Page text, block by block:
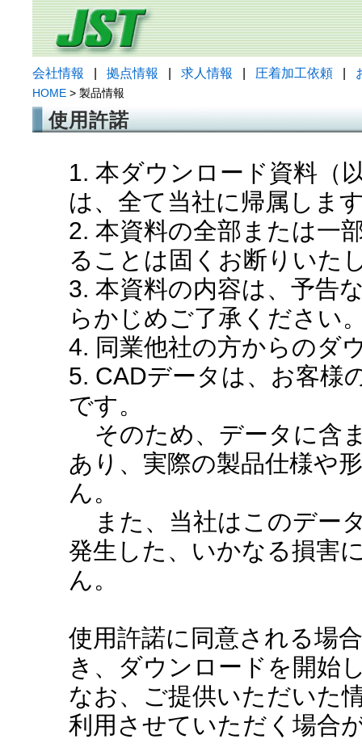
会社情報 拠点情報 求人情報 圧着加工依頼
HOME > 製品情報
使用許諾
1. 本ダウンロード資料（
は、全て当社に帰属しま
2. 本資料の全部または一
ることは固くお断りいた
3. 本資料の内容は、予告
らかじめご了承ください
4. 同業他社の方からのダ
5. CADデータは、お客様
です。
そのため、データに含
あり、実際の製品仕様や
ん。
また、当社はこのデー
発生した、いかなる損害
ん。
使用許諾に同意される場
き、ダウンロードを開始
なお、ご提供いただいた
利用させていただく場合